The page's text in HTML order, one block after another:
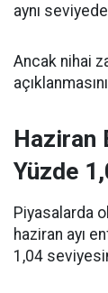
aynı
Ancak nihai
Haziran
Yüzde
Piyasalarda
haziran ayı
1,04